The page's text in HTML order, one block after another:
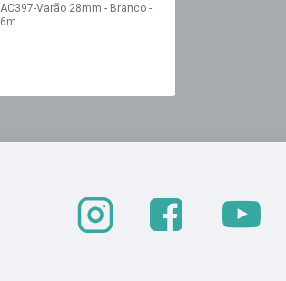
AC397-Varão 28mm - Branco -
6m